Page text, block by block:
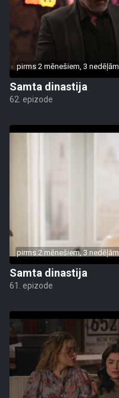
pirms 2 mēnešiem, 3 nedēļām
Samta dinastija
62. epizode
pirms 2 mēnešiem, 3 nedēļām
Samta dinastija
61. epizode